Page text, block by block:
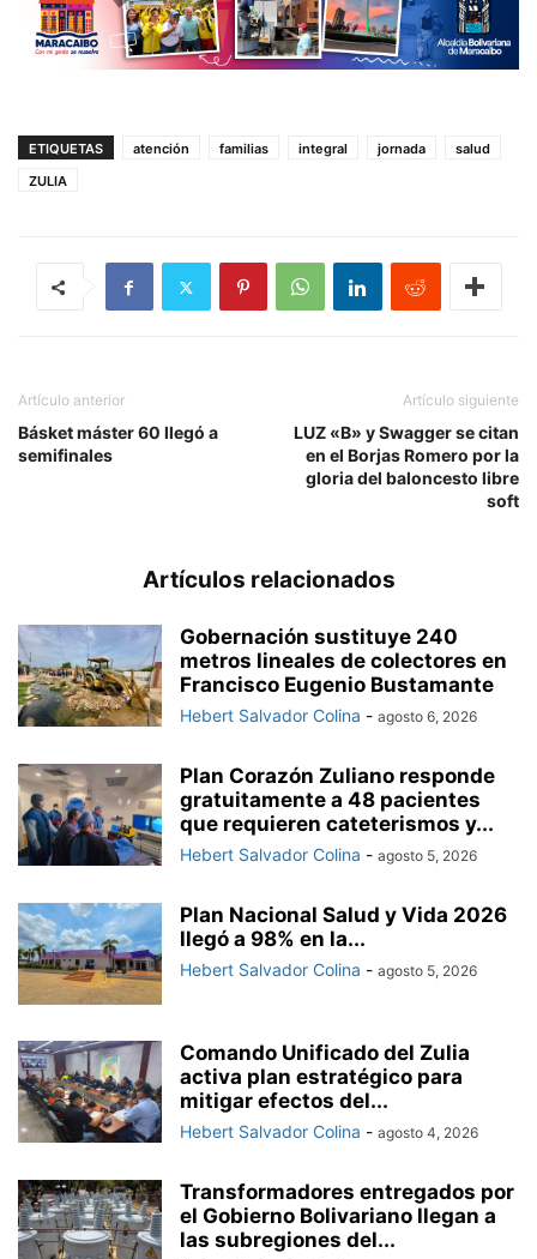
ETIQUETAS atención familias integral jornada
salud
ZULIA
Artículo anterior
Básket máster 60 llegó a
semifinales
Artículo siguiente
LUZ «B» y Swagger se citan
en el Borjas Romero por la
gloria del baloncesto libre
soft
Artículos relacionados
Gobernación sustituye 240
metros lineales de colectores en
Francisco Eugenio Bustamante
Hebert Salvador Colina - agosto 6, 2026
Plan Corazón Zuliano responde
gratuitamente a 48 pacientes
que requieren cateterismos y...
Hebert Salvador Colina - agosto 5, 2026
Plan Nacional Salud y Vida 2026
llegó a 98% en la...
Hebert Salvador Colina - agosto 5, 2026
Comando Unificado del Zulia
activa plan estratégico para
mitigar efectos del...
Hebert Salvador Colina - agosto 4, 2026
Transformadores entregados por
el Gobierno Bolivariano llegan a
las subregiones del...